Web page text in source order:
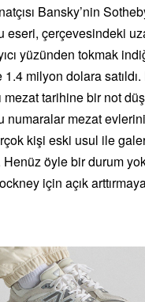
Bansky’nin
eseri, çerçevesindeki
yüzünden tokmak
milyon dolara satıldı.
mezat tarihine bir not
numaralar mezat
kişi eski usul ile
öyle bir durum
için açık